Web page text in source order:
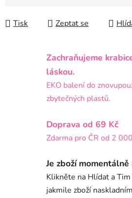
Tisk Zeptat se
Zachraňujeme
láskou.
EKO balení do
zbytečných plastů.
Doprava od 69 Kč
Zdarma pro ČR od 2
Je zboží
Klikněte na Hlídat a
jakmile zboží